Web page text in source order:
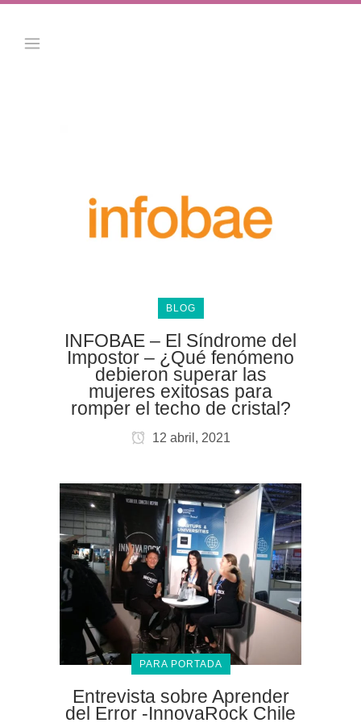
BLOG
INFOBAE – El Síndrome del
Impostor – ¿Qué fenómeno
debieron superar las
mujeres exitosas para
romper el techo de cristal?
12 abril, 2021
PARA PORTADA
Entrevista sobre Aprender
del Error -InnovaRock Chile